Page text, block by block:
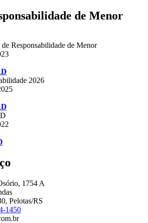
de Menor
Responsabilidade de Menor
2026
1754 A
Pelotas/RS
1450